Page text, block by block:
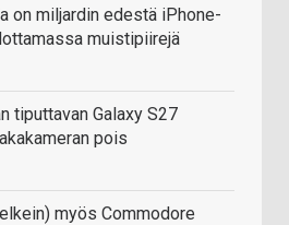
on miljardin edestä iPhone-
muistipiirejä
tiputtavan Galaxy S27
pois
myös Commodore